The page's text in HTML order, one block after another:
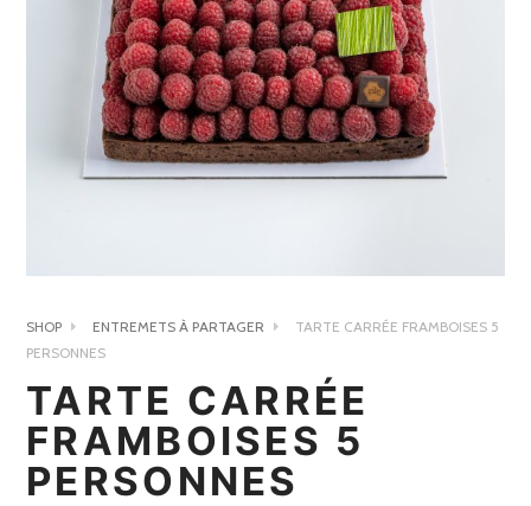
SHOP ENTREMETS À PARTAGER
TARTE CARRÉE FRAMBOISES 5
PERSONNES
TARTE CARRÉE
FRAMBOISES 5
PERSONNES